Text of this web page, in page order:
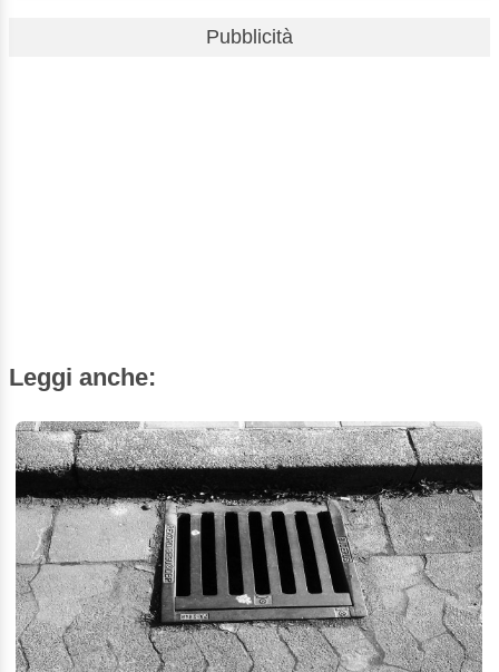
Pubblicità
Leggi anche: